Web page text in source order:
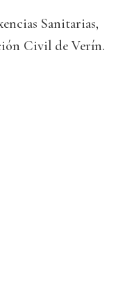
Sanitarias,
Civil de Verín.